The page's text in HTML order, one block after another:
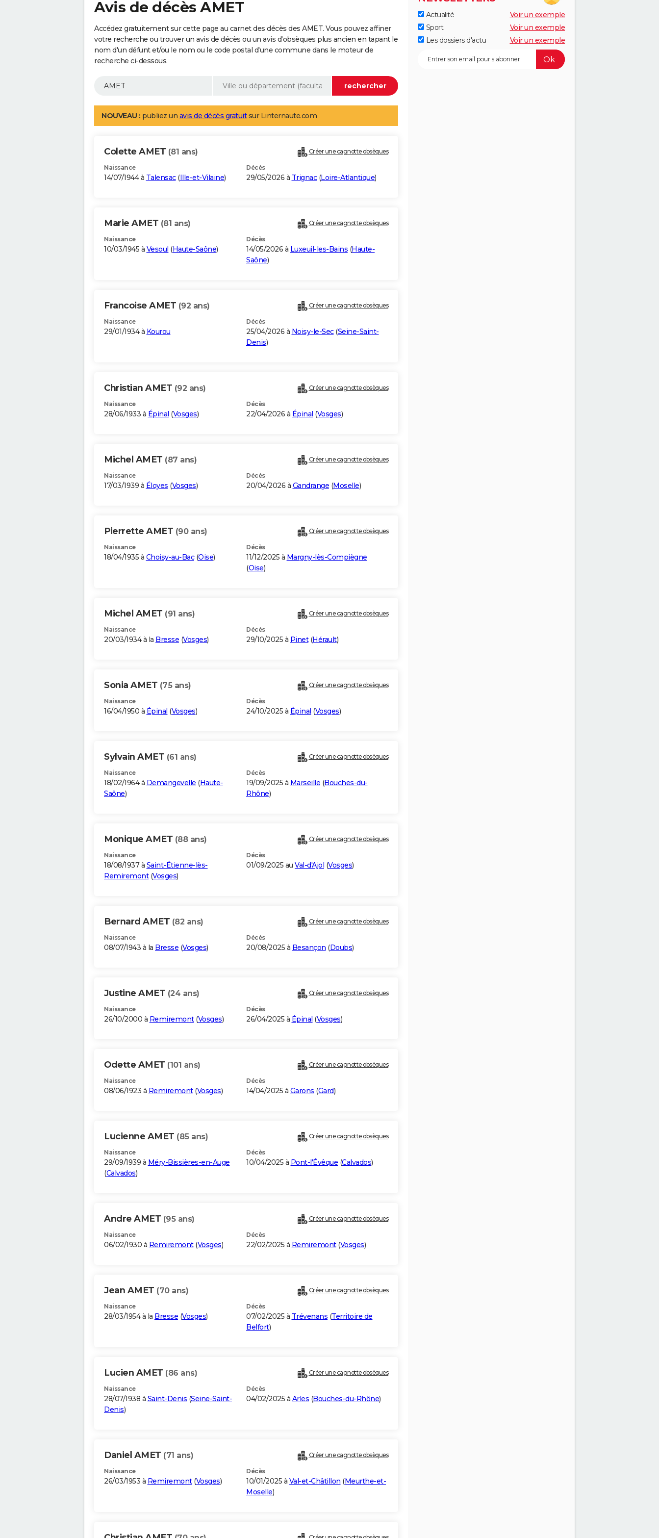
Avis de décès AMET
Accédez gratuitement sur cette page au carnet des décès des AMET. Vous pouvez affiner
votre recherche ou trouver un avis de décès ou un avis d'obsèques plus ancien en tapant le
nom d'un défunt et/ou le nom ou le code postal d'une commune dans le moteur de
recherche ci-dessous.
NOUVEAU : publiez un avis de décès gratuitsur Linternaute.com
Colette AMET (81 ans) Créer une cagnotte obsèques
Naissance
14/07/1944 à Talensac(Ille-et-Vilaine)
Décès
29/05/2026 à Trignac(Loire-Atlantique)
Marie AMET (81 ans) Créer une cagnotte obsèques
Naissance
10/03/1945 à Vesoul (Haute-Saône)
Décès
14/05/2026 à Luxeuil-les-Bains (Haute-
Saône)
Francoise AMET (92 ans) Créer une cagnotte obsèques
Naissance
29/01/1934 à Kourou
Décès
25/04/2026 à Noisy-le-Sec(Seine-Saint-
Denis)
Christian AMET (92 ans) Créer une cagnotte obsèques
Naissance
28/06/1933 à Épinal (Vosges)
Décès
22/04/2026 à Épinal (Vosges)
Michel AMET (87 ans) Créer une cagnotte obsèques
Naissance
17/03/1939 à Éloyes (Vosges)
Décès
20/04/2026 à Gandrange (Moselle)
Pierrette AMET (90 ans) Créer une cagnotte obsèques
Naissance
18/04/1935 à Choisy-au-Bac(Oise)
Décès
11/12/2025 à Margny-lès-Compiègne
(Oise)
Michel AMET (91 ans) Créer une cagnotte obsèques
Naissance
20/03/1934 à la Bresse (Vosges)
Décès
29/10/2025 à Pinet(Hérault)
Sonia AMET (75 ans) Créer une cagnotte obsèques
Naissance
16/04/1950 à Épinal (Vosges)
Décès
24/10/2025 à Épinal (Vosges)
Sylvain AMET (61 ans) Créer une cagnotte obsèques
Naissance
18/02/1964 à Demangevelle (Haute-
Saône)
Décès
19/09/2025 à Marseille (Bouches-du-
Rhône)
Monique AMET (88 ans) Créer une cagnotte obsèques
Naissance
18/08/1937 à Saint-Étienne-lès-
Remiremont(Vosges)
Décès
01/09/2025 au Val-d'Ajol (Vosges)
Bernard AMET (82 ans) Créer une cagnotte obsèques
Naissance
08/07/1943 à la Bresse (Vosges)
Décès
20/08/2025 à Besançon (Doubs)
Justine AMET (24 ans) Créer une cagnotte obsèques
Naissance
26/10/2000 à Remiremont(Vosges)
Décès
26/04/2025 à Épinal (Vosges)
Odette AMET (101 ans) Créer une cagnotte obsèques
Naissance
08/06/1923 à Remiremont(Vosges)
Décès
14/04/2025 à Garons (Gard)
Lucienne AMET (85 ans) Créer une cagnotte obsèques
Naissance
29/09/1939 à Méry-Bissières-en-Auge
(Calvados)
Décès
10/04/2025 à Pont-l'Évêque (Calvados)
Andre AMET (95 ans) Créer une cagnotte obsèques
Naissance
06/02/1930 à Remiremont(Vosges)
Décès
22/02/2025 à Remiremont(Vosges)
Jean AMET (70 ans) Créer une cagnotte obsèques
Naissance
28/03/1954 à la Bresse (Vosges)
Décès
07/02/2025 à Trévenans (Territoire de
Belfort)
Lucien AMET (86 ans) Créer une cagnotte obsèques
Naissance
28/07/1938 à Saint-Denis (Seine-Saint-
Denis)
Décès
04/02/2025 à Arles (Bouches-du-Rhône)
Daniel AMET (71 ans) Créer une cagnotte obsèques
Naissance
26/03/1953 à Remiremont(Vosges)
Décès
10/01/2025 à Val-et-Châtillon (Meurthe-et-
Moselle)
Actualité
Voir un exemple
Sport
Voir un exemple
Les dossiers d'actu
Voir un exemple